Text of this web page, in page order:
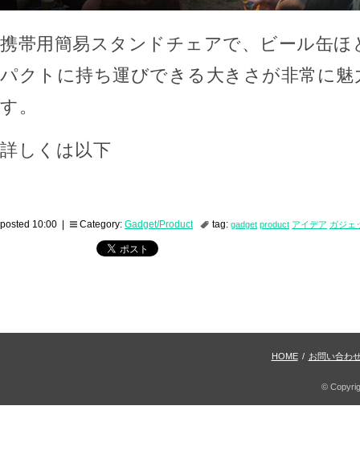
携帯用簡易スタンドチェアで、ビール缶
パクトに持ち運びできる大きさが非常に
す。
詳しくは以下
posted 10:00 | Category: Gadget/Product tag: gadget product アイデア ガジェ
HOME / お問い合わ
©